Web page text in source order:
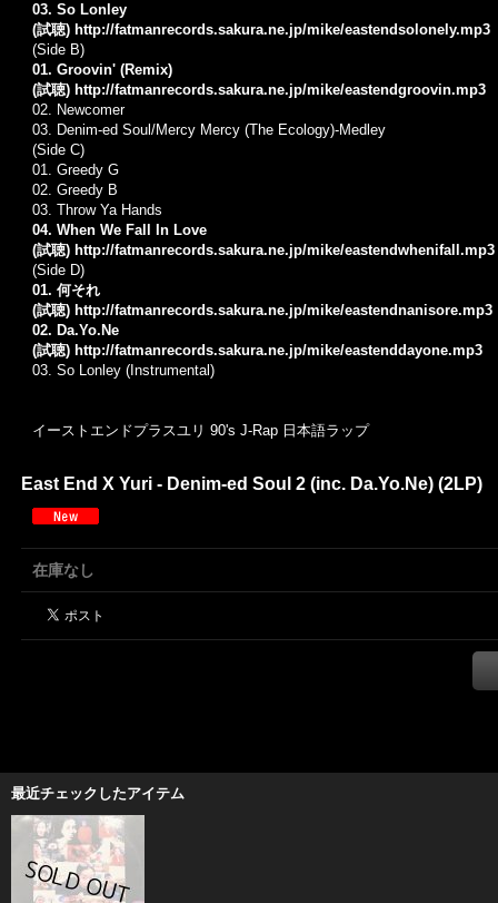
03. So Lonley
(試聴) http://fatmanrecords.sakura.ne.jp/mike/eastendsolonely.mp3
(Side B)
01. Groovin' (Remix)
(試聴) http://fatmanrecords.sakura.ne.jp/mike/eastendgroovin.mp3
02. Newcomer
03. Denim-ed Soul/Mercy Mercy (The Ecology)-Medley
(Side C)
01. Greedy G
02. Greedy B
03. Throw Ya Hands
04. When We Fall In Love
(試聴) http://fatmanrecords.sakura.ne.jp/mike/eastendwhenifall.mp3
(Side D)
01. 何それ
(試聴) http://fatmanrecords.sakura.ne.jp/mike/eastendnanisore.mp3
02. Da.Yo.Ne
(試聴) http://fatmanrecords.sakura.ne.jp/mike/eastenddayone.mp3
03. So Lonley (Instrumental)
イーストエンドプラスユリ 90's J-Rap 日本語ラップ
East End X Yuri - Denim-ed Soul 2 (inc. Da.Yo.Ne) (2LP)
在庫なし
最近チェックしたアイテム